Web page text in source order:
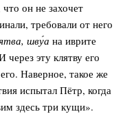
он не захочет
требовали от него
шву́а на иврите
через эту клятву его
Наверное, такое же
испытал Пётр, когда
здесь три кущи».